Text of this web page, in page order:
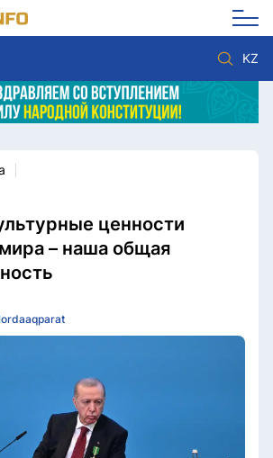
KZ
Культура
Мнение
Мир
Служба Комплаенс
ценности
– наша общая